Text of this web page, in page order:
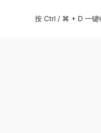
按 Ctrl / ⌘ + D 一键